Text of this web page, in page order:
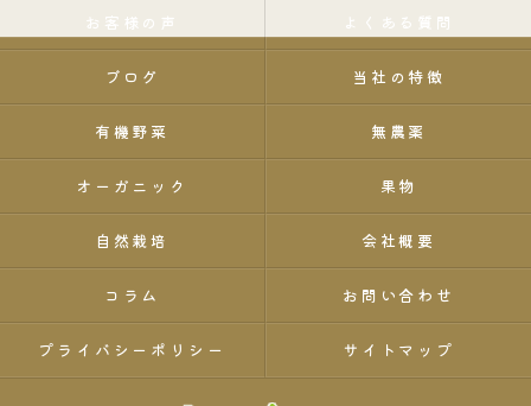
お客様の声 よくある質問
ブログ 当社の特徴
有機野菜 無農薬
オーガニック 果物
自然栽培 会社概要
コラム お問い合わせ
プライバシーポリシー サイトマップ